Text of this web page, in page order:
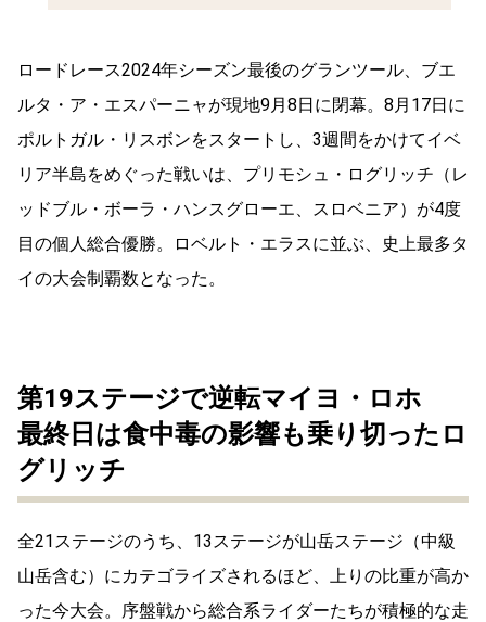
ロードレース2024年シーズン最後のグランツール、ブエ
ルタ・ア・エスパーニャが現地9月8日に閉幕。8月17日に
ポルトガル・リスボンをスタートし、3週間をかけてイベ
リア半島をめぐった戦いは、プリモシュ・ログリッチ（レ
ッドブル・ボーラ・ハンスグローエ、スロベニア）が4度
目の個人総合優勝。ロベルト・エラスに並ぶ、史上最多タ
イの大会制覇数となった。
第19ステージで逆転マイヨ・ロホ
最終日は食中毒の影響も乗り切ったロ
グリッチ
全21ステージのうち、13ステージが山岳ステージ（中級
山岳含む）にカテゴライズされるほど、上りの比重が高か
った今大会。序盤戦から総合系ライダーたちが積極的な走